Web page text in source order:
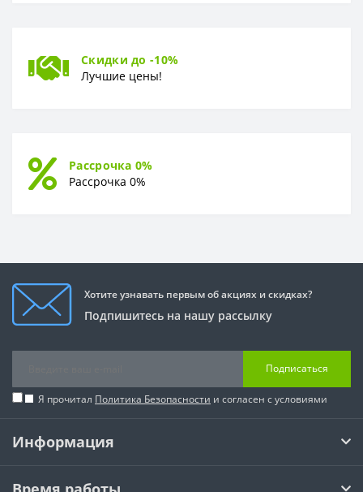
Скидки до -10%
Лучшие цены!
Рассрочка 0%
Рассрочка 0%
Хотите узнавать первым об акциях и скидках?
Подпишитесь на нашу рассылку
Подписаться
Я прочитал Политика Безопасности и согласен с условиями
Информация